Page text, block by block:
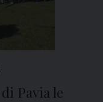
Pavia le